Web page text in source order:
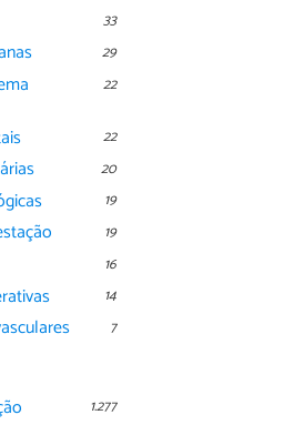
33
29
22
22
20
19
19
16
14
7
1.277